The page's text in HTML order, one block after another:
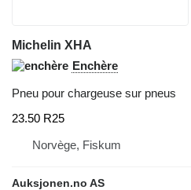
Michelin XHA
Enchère
Pneu pour chargeuse sur pneus
23.50 R25
Norvège, Fiskum
Auksjonen.no AS